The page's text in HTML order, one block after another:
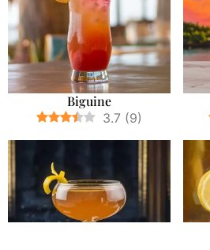
Biguine
3.7 (9)